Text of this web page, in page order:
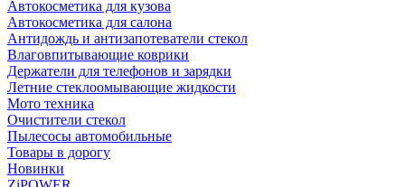
Автокосметика для кузова
Автокосметика для салона
Антидождь и антизапотеватели стекол
Влаговпитывающие коврики
Держатели для телефонов и зарядки
Летние стеклоомывающие жидкости
Мото техника
Очистители стекол
Пылесосы автомобильные
Товары в дорогу
Новинки